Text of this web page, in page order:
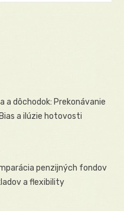
a dôchodok: Prekonávanie
a ilúzie hotovosti
penzijných fondov
a flexibility